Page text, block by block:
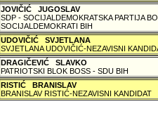
JOVIČIĆ JUGOSLAV
SDP - SOCIJALDEMOKRATSKA PARTIJA
SOCIJALDEMOKRATI BIH
UDOVIČIĆ SVJETLANA
SVJETLANA UDOVIČIĆ-NEZAVISNI
DRAGIČEVIĆ SLAVKO
PATRIOTSKI BLOK BOSS - SDU BIH
RISTIĆ BRANISLAV
BRANISLAV RISTIĆ-NEZAVISNI KANDIDAT